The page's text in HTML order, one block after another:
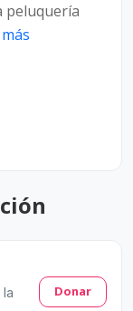
peluquería
Donar